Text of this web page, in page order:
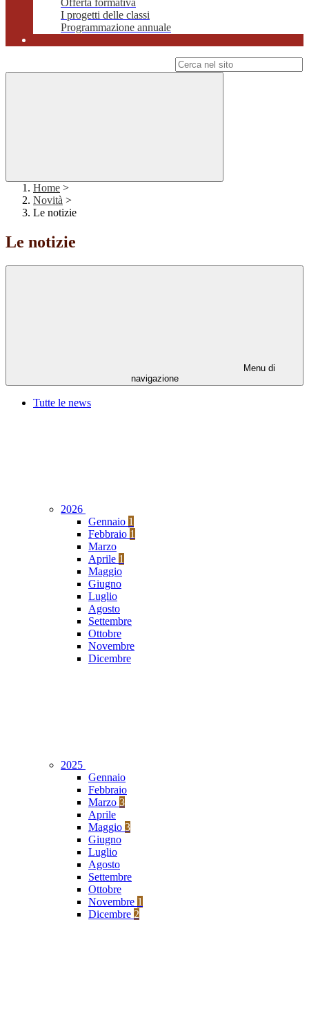
Offerta formativa
I progetti delle classi
Programmazione annuale
Home >
Novità >
Le notizie
Le notizie
Menu di
navigazione
Tutte le news
2026
Gennaio 1
Febbraio 1
Marzo
Aprile 1
Maggio
Giugno
Luglio
Agosto
Settembre
Ottobre
Novembre
Dicembre
2025
Gennaio
Febbraio
Marzo 3
Aprile
Maggio 3
Giugno
Luglio
Agosto
Settembre
Ottobre
Novembre 1
Dicembre 2